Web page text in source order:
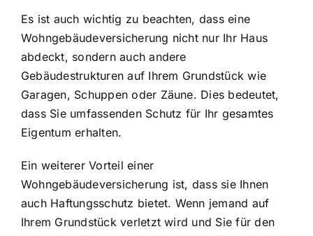
Es ist auch wichtig zu beachten, dass eine
Wohngebäudeversicherung nicht nur Ihr Haus
abdeckt, sondern auch andere
Gebäudestrukturen auf Ihrem Grundstück wie
Garagen, Schuppen oder Zäune. Dies bedeutet,
dass Sie umfassenden Schutz für Ihr gesamtes
Eigentum erhalten.
Ein weiterer Vorteil einer
Wohngebäudeversicherung ist, dass sie Ihnen
auch Haftungsschutz bietet. Wenn jemand auf
Ihrem Grundstück verletzt wird und Sie für den